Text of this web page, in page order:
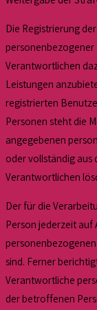
Die Registrierung
personenbezogener
Verantwortlichen
Leistungen
registrierten
Personen steht die
angegebenen
oder vollständig aus
Verantwortlichen
Der für die
Person jederzeit auf
sind. Ferner
Verantwortliche
der betroffenen